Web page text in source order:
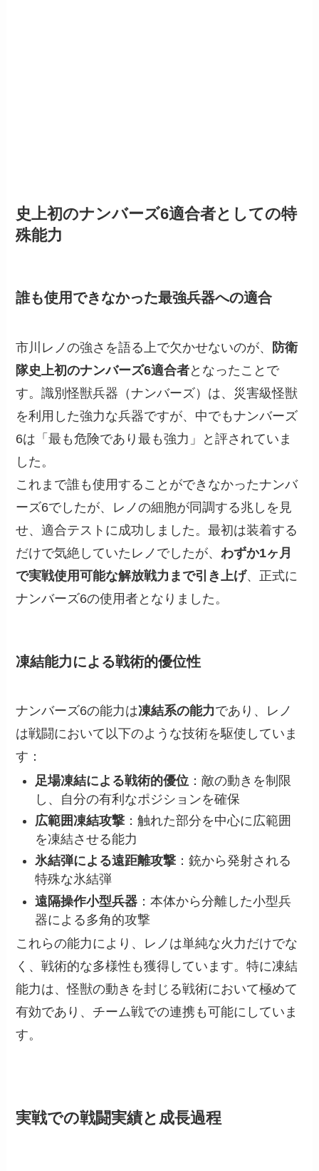
史上初のナンバーズ6適合者としての特
殊能力
誰も使用できなかった最強兵器への適合
市川レノの強さを語る上で欠かせないのが、
防衛
隊史上初のナンバーズ6適合者となったことで
す。識別怪獣兵器（ナンバーズ）は、災害級怪獣
を利用した強力な兵器ですが、中でもナンバーズ
6は「最も危険であり最も強力」と評されていま
した。
これまで誰も使用することができなかったナンバ
ーズ6でしたが、レノの細胞が同調する兆しを見
せ、適合テストに成功しました。最初は装着する
だけで気絶していたレノでしたが、わずか1ヶ月
で実戦使用可能な解放戦力まで引き上げ、正式に
ナンバーズ6の使用者となりました。
凍結能力による戦術的優位性
ナンバーズ6の能力は凍結系の能力であり、レノ
は戦闘において以下のような技術を駆使していま
す：
足場凍結による戦術的優位 ：敵の動きを制限
し、自分の有利なポジションを確保
広範囲凍結攻撃 ：触れた部分を中心に広範囲
を凍結させる能力
氷結弾による遠距離攻撃 ：銃から発射される
特殊な氷結弾
遠隔操作小型兵器 ：本体から分離した小型兵
器による多角的攻撃
これらの能力により、レノは単純な火力だけでな
く、戦術的な多様性も獲得しています。特に凍結
能力は、怪獣の動きを封じる戦術において極めて
有効であり、チーム戦での連携も可能にしていま
す。
実戦での戦闘実績と成長過程